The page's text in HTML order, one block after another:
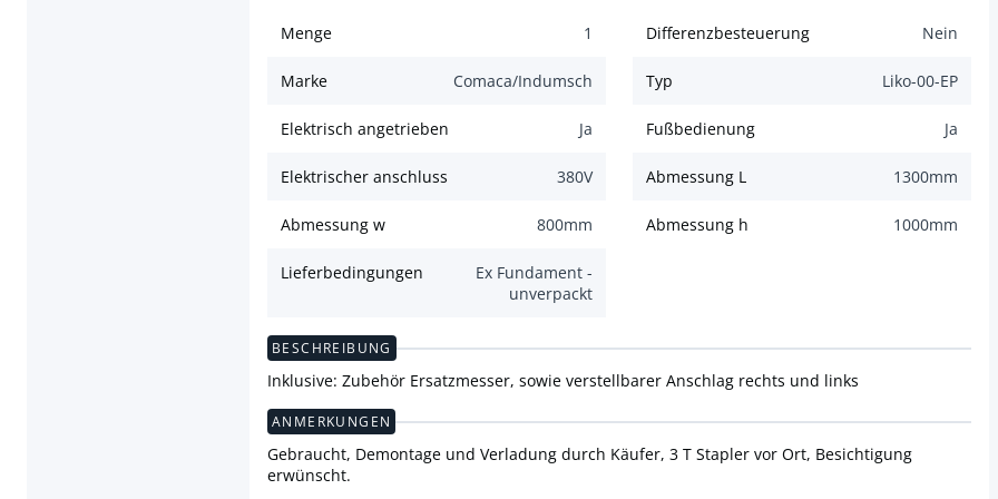
Menge 1 Differenzbesteuerung Nein
Marke Comaca/Indumsch Typ Liko-00-EP
Elektrisch angetrieben Ja Fußbedienung Ja
Elektrischer anschluss 380V Abmessung L 1300mm
Abmessung w 800mm Abmessung h 1000mm
Lieferbedingungen
Ex Fundament -
unverpackt
BESCHREIBUNG
Inklusive: Zubehör Ersatzmesser, sowie verstellbarer Anschlag rechts und links
ANMERKUNGEN
Gebraucht, Demontage und Verladung durch Käufer, 3 T Stapler vor Ort, Besichtigung
erwünscht.